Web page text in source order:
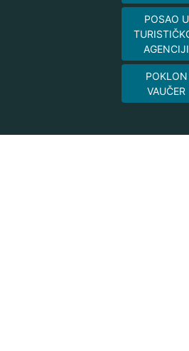
POSAO U
AGENCIJI
POKLON
VAUČER